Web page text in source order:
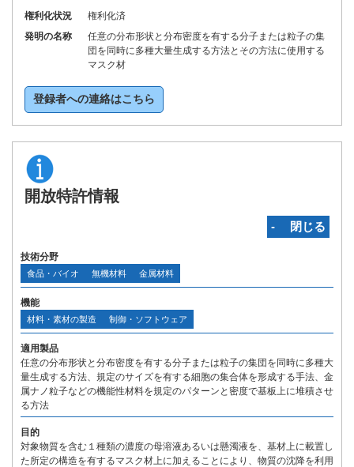
権利化状況
権利化済
発明の名称
任意の分布形状と分布密度を有する分子または粒子の集
団を同時に多種大量生成する方法とその方法に使用する
マスク材
登録者への連絡はこちら
開放特許情報
‐ 閉じる
技術分野
食品・バイオ 無機材料 金属材料
機能
材料・素材の製造 制御・ソフトウェア
適用製品
任意の分布形状と分布密度を有する分子または粒子の集団を同時に多種大
量生成する方法、規定のサイズを有する細胞の集合体を形成する手法、金
属ナノ粒子などの機能性材料を規定のパターンと密度で基板上に堆積させ
る方法
目的
対象物質を含む１種類の濃度の母溶液あるいは懸濁液を、基材上に載置し
た所定の構造を有するマスク材上に加えることにより、物質の沈降を利用